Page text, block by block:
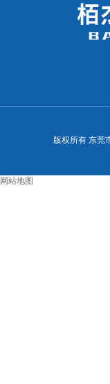
版权所有 东莞
网站地图